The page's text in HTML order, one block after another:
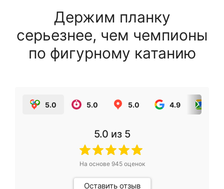
Держим планку
серьезнее, чем чемпионы
по фигурному катанию
5.0 5.0 5.0 4.9
5.0 из 5
На основе 945оценок
Оставить отзыв